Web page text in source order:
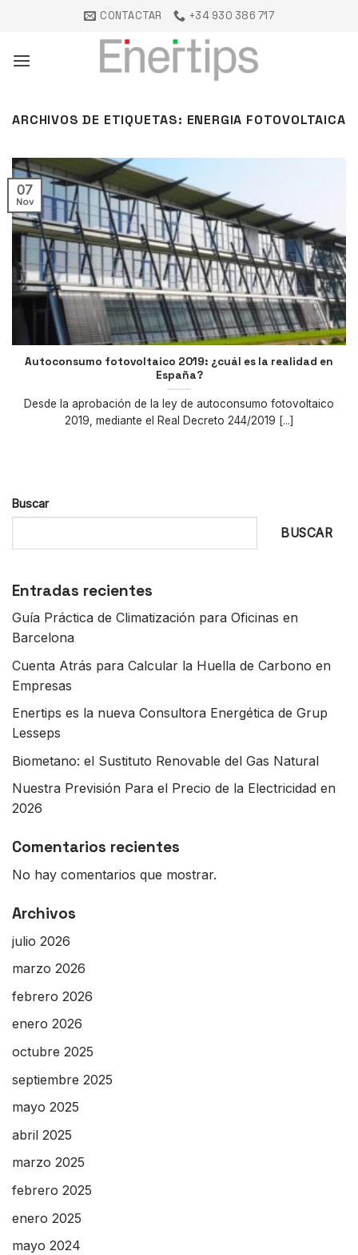
CONTACTAR +34 930 386 717
ARCHIVOS DE ETIQUETAS: ENERGIA FOTOVOLTAICA
Buscar
BUSCAR
Entradas recientes
Guía Práctica de Climatización para Oficinas en
Barcelona
Cuenta Atrás para Calcular la Huella de Carbono en
Empresas
Enertips es la nueva Consultora Energética de Grup
Lesseps
Biometano: el Sustituto Renovable del Gas Natural
Nuestra Previsión Para el Precio de la Electricidad en
2026
Comentarios recientes
No hay comentarios que mostrar.
Archivos
julio 2026
marzo 2026
febrero 2026
enero 2026
octubre 2025
septiembre 2025
mayo 2025
abril 2025
marzo 2025
febrero 2025
enero 2025
mayo 2024
Autoconsumo fotovoltaico 2019: ¿cuál es la realidad en
España?
Desde la aprobación de la ley de autoconsumo fotovoltaico
2019, mediante el Real Decreto 244/2019 [...]
07
Nov